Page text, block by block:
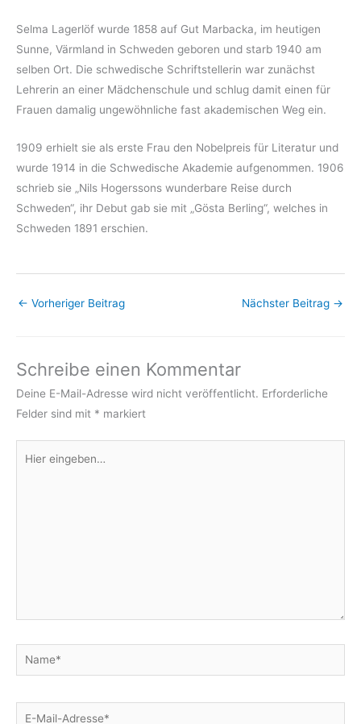
Selma Lagerlöf wurde 1858 auf Gut Marbacka, im heutigen
Sunne, Värmland in Schweden geboren und starb 1940 am
selben Ort. Die schwedische Schriftstellerin war zunächst
Lehrerin an einer Mädchenschule und schlug damit einen für
Frauen damalig ungewöhnliche fast akademischen Weg ein.
1909 erhielt sie als erste Frau den Nobelpreis für Literatur und
wurde 1914 in die Schwedische Akademie aufgenommen. 1906
schrieb sie „Nils Hogerssons wunderbare Reise durch
Schweden“, ihr Debut gab sie mit „Gösta Berling“, welches in
Schweden 1891 erschien.
← Vorheriger Beitrag Nächster Beitrag →
Schreibe einen Kommentar
Deine E-Mail-Adresse wird nicht veröffentlicht. Erforderliche
Felder sind mit * markiert
eingeben…
Name*
E-